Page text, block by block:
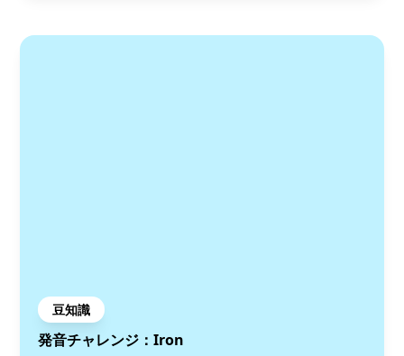
豆知識
発音チャレンジ：Iron